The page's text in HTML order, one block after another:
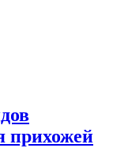
прихожей